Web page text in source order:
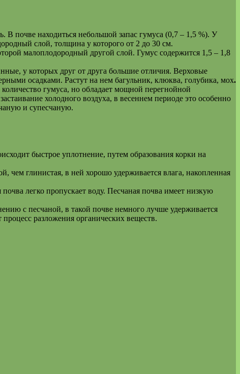
В почве находиться небольшой запас гумуса (0,7 – 1,5 %). У
слой, толщина у которого от 2 до 30 см.
малоплодородный другой слой. Гумус содержится 1,5 – 1,8
у которых друг от друга большие отличия. Верховые
осадками. Растут на нем багульник, клюква, голубика, мох.
гумуса, но обладает мощной перегнойной
холодного воздуха, в весеннем периоде это особенно
и супесчаную.
быстрое уплотнение, путем образования корки на
чем глинистая, в ней хорошо удерживается влага, накопленная
легко пропускает воду. Песчаная почва имеет низкую
с песчаной, в такой почве немного лучше удерживается
разложения органических веществ.